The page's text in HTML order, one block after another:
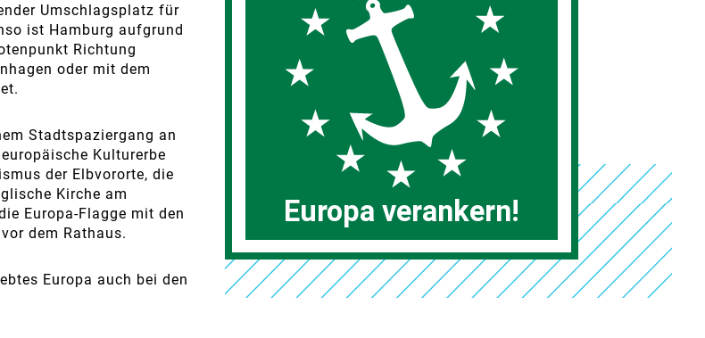
Umschlagsplatz für
ist Hamburg aufgrund
Richtung
oder mit dem
Stadtspaziergang an
Kulturerbe
der Elbvororte, die
Kirche am
Europa-Flagge mit den
dem Rathaus.
Europa auch bei den